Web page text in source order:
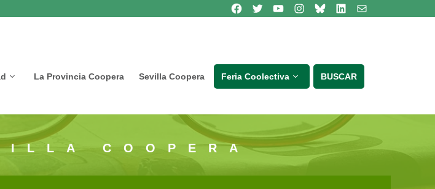
Síguenos en Facebook
Síguenos en TwitterSíguenos en Youtube
Síguenos en Instagram
Bluesky
Síguenos en Linkedincontacto
La Provincia Coopera Sevilla Coopera Feria Coolectiva BUSCAR
COOPERA